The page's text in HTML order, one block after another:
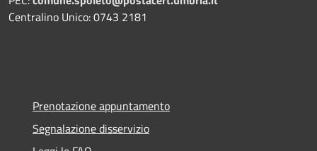
Centralino Unico: 0743 2181
Prenotazione appuntamento
Segnalazione disservizio